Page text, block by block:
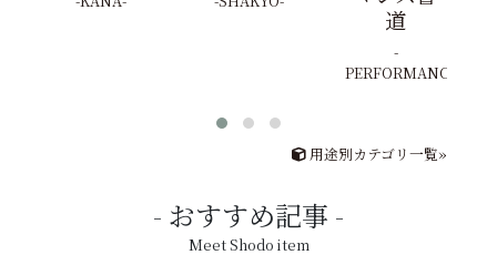
道
PERFORMANCE
用途別カテゴリ一覧»
おすすめ記事
Meet Shodo item